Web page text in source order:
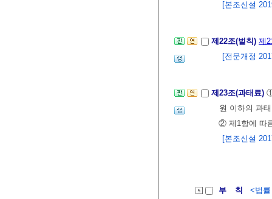
[본조신설
제22조(벌칙) 제
[전문개정
제23조(과태료)
원 이하의 과
② 제1항에 따
[본조신설
부 칙
<법